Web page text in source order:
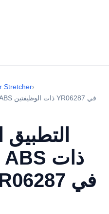
Stretcher›
التطبيق